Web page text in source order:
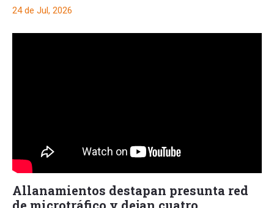
24 de Jul, 2026
Allanamientos destapan presunta red